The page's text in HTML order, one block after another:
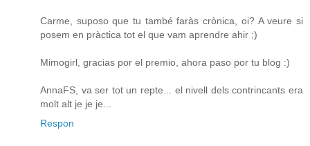
Carme, suposo que tu també faràs crònica, oi? A veure si
posem en pràctica tot el que vam aprendre ahir ;)
Mimogirl, gracias por el premio, ahora paso por tu blog :)
AnnaFS, va ser tot un repte... el nivell dels contrincants era
molt alt je je je...
Respon